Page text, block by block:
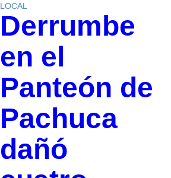
LOCAL
Derrumbe
en el
Panteón de
Pachuca
dañó